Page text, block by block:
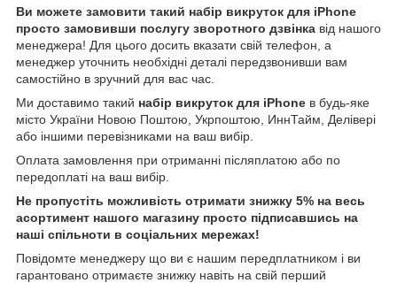
Ви можете замовити такий набір викруток для iPhone
просто замовивши послугу зворотного дзвінка від нашого
менеджера! Для цього досить вказати свій телефон, а
менеджер уточнить необхідні деталі передзвонивши вам
самостійно в зручний для вас час.
Ми доставимо такий набір викруток для iPhone в будь-яке
місто України Новою Поштою, Укрпоштою, ИннТайм, Делівері
або іншими перевізниками на ваш вибір.
Оплата замовлення при отриманні післяплатою або по
передоплаті на ваш вибір.
Не пропустіть можливість отримати знижку 5% на весь
асортимент нашого магазину просто підписавшись на
наші спільноти в соціальних мережах!
Повідомте менеджеру що ви є нашим передплатником і ви
гарантовано отримаєте знижку навіть на свій перший